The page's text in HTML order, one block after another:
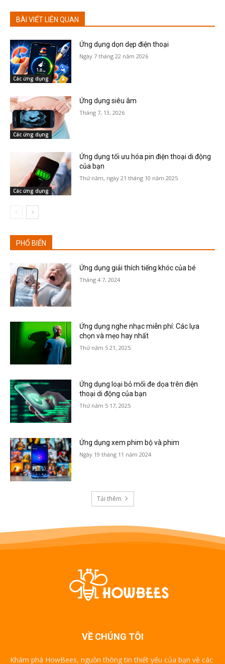
BÀI VIẾT LIÊN QUAN
Các ứng dụng
Ứng dụng dọn dẹp điện thoại
Ngày 7 tháng 22 năm 2026
Các ứng dụng
Ứng dụng siêu âm
Tháng 7, 13, 2026
Các ứng dụng
Ứng dụng tối ưu hóa pin điện thoại di động
của bạn
Thứ năm, ngày 21 tháng 10 năm 2025
PHỔ BIẾN
Ứng dụng giải thích tiếng khóc của bé
Tháng 4 7, 2024
Ứng dụng nghe nhạc miễn phí: Các lựa
chọn và mẹo hay nhất
Thứ năm 5 21, 2025
Ứng dụng loại bỏ mối đe dọa trên điện
thoại di động của bạn
Thứ năm 5 17, 2025
Ứng dụng xem phim bộ và phim
Ngày 19 tháng 11 năm 2024
Tải thêm
VỀ CHÚNG TÔI
Khám phá HowBees, nguồn thông tin thiết yếu của bạn về các